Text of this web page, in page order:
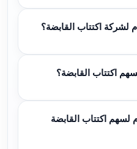
لشركة اكتتاب القابضة؟
اكتتاب القابضة؟
لسهم اكتتاب القابضة